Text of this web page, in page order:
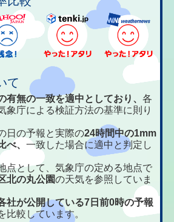
て
有無の一致を適中としており、各
象庁による検証方法の基準に則り
日の予報と実際の24時間中の1mm
べ、一致した場合に適中と判定し
点として、気象庁の定める地点で
北の丸公園の天気を参照していま
社が公開している7日前0時の予報
比較しています。